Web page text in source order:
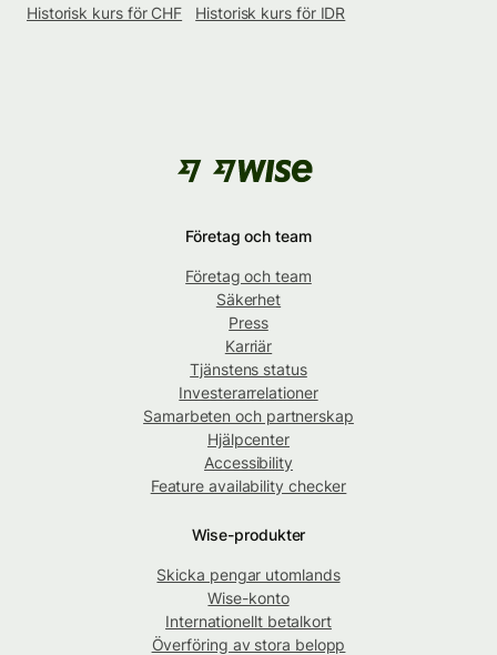
Historisk kurs för CHF
Historisk kurs för IDR
Företag och team
Företag och team
Säkerhet
Press
Karriär
Tjänstens status
Investerarrelationer
Samarbeten och partnerskap
Hjälpcenter
Accessibility
Feature availability checker
Wise-produkter
Skicka pengar utomlands
Wise-konto
Internationellt betalkort
Överföring av stora belopp